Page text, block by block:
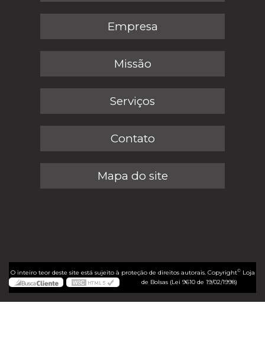
Empresa
Missão
Serviços
Contato
Mapa do site
O inteiro teor deste site está sujeito à proteção de direitos autorais. Copyright©Loja
de Bolsas (Lei 9610 de 19/02/1998)